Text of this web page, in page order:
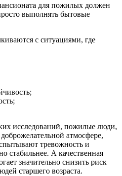
для пожилых должен
выполнять бытовые
с ситуациями, где
исследований, пожилые люди,
атмосфере,
тревожность и
стабильнее. А качественная
значительно снизить риск
старшего возраста.